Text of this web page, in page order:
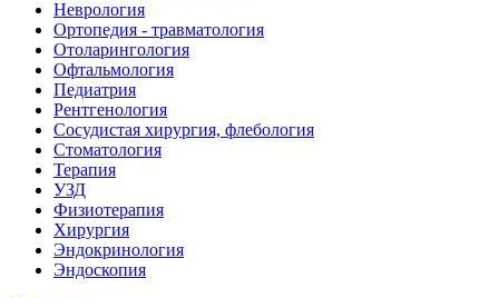
Неврология
Ортопедия - травматология
Отоларингология
Офтальмология
Педиатрия
Рентгенология
Сосудистая хирургия, флебология
Стоматология
Терапия
УЗД
Физиотерапия
Хирургия
Эндокринология
Эндоскопия